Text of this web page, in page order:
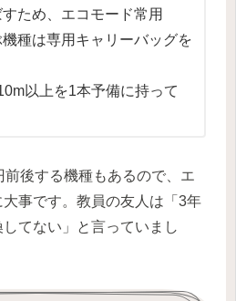
ため、エコモード常用
種は専用キャリーバッグを
以上を1本予備に持って
後する機種もあるので、エ
事です。教員の友人は「3年
てない」と言っていまし